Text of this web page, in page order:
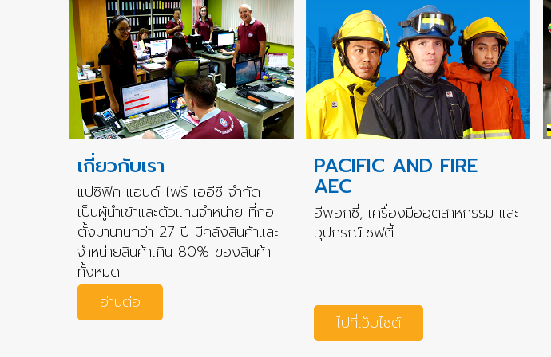
เกี่ยวกับเรา
แปซิฟิก แอนด์ ไฟร์ เออีซี จำกัด
เป็นผู้นำเข้าและตัวแทนจำหน่าย ที่ก่อ
ตั้งมานานกว่า 27 ปี มีคลังสินค้าและ
จำหน่ายสินค้าเกิน 80% ของสินค้า
ทั้งหมด
อ่านต่อ
PACIFIC AND FIRE
AEC
อีพอกซี่, เครื่องมืออุตสาหกรรม และ
อุปกรณ์เซฟตี้
ไปที่เว็บไซต์